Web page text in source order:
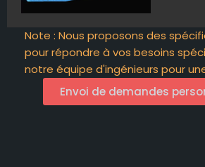
Note : Nous proposons des
pour répondre à vos besoins
notre équipe d'ingénieurs pour
Envoi de demandes